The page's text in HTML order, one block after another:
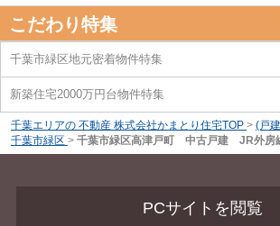
こだわり特集
千葉市緑区地元密着物件特集
新築住宅2000万円台物件特集
千葉エリアの 不動産 株式会社かまとり住宅TOP > (戸
千葉市緑区 > 千葉市緑区高津戸町 中古戸建 JR外房
PCサイトを閲覧